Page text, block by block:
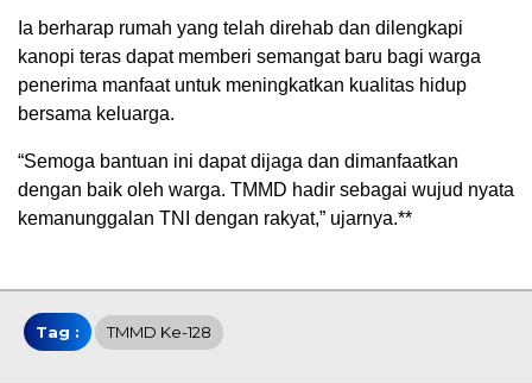
Ia berharap rumah yang telah direhab dan dilengkapi
kanopi teras dapat memberi semangat baru bagi warga
penerima manfaat untuk meningkatkan kualitas hidup
bersama keluarga.
“Semoga bantuan ini dapat dijaga dan dimanfaatkan
dengan baik oleh warga. TMMD hadir sebagai wujud nyata
kemanunggalan TNI dengan rakyat,” ujarnya.**
Tag : TMMD Ke-128